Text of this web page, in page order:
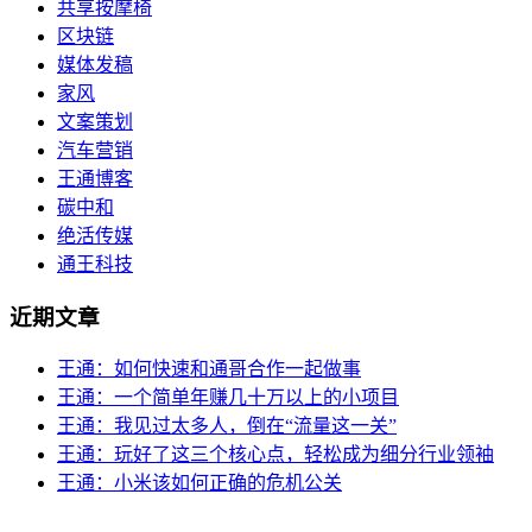
共享按摩椅
区块链
媒体发稿
家风
文案策划
汽车营销
王通博客
碳中和
绝活传媒
通王科技
近期文章
王通：如何快速和通哥合作一起做事
王通：一个简单年赚几十万以上的小项目
王通：我见过太多人，倒在“流量这一关”
王通：玩好了这三个核心点，轻松成为细分行业领袖
王通：小米该如何正确的危机公关